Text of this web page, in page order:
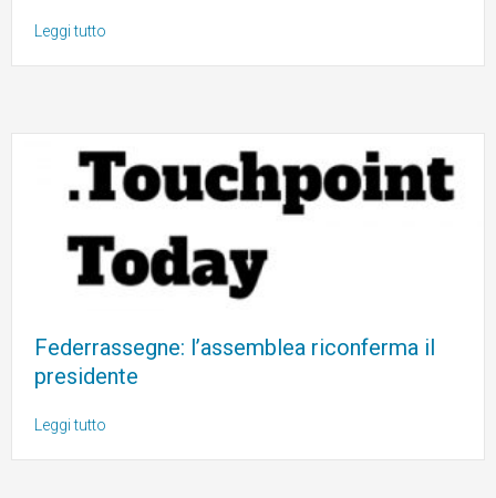
Leggi tutto
Federrassegne: l’assemblea riconferma il
presidente
Leggi tutto